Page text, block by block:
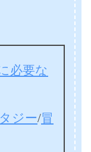
必要な
ジー/冒